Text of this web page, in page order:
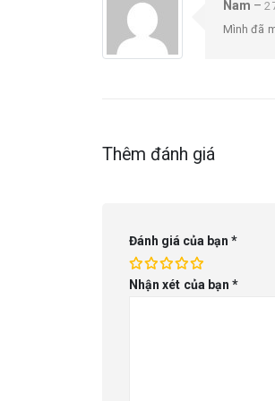
Nam –
Mình đã
Thêm đánh giá
Đánh giá của bạn *
Nhận xét của bạn*